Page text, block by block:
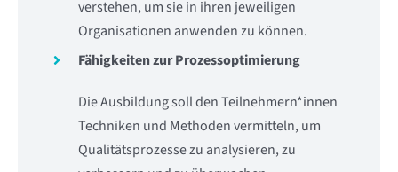
verstehen, um sie in ihren jeweiligen
Organisationen anwenden zu können.
Fähigkeiten zur Prozessoptimierung
Die Ausbildung soll den Teilnehmern*innen
Techniken und Methoden vermitteln, um
Qualitätsprozesse zu analysieren, zu